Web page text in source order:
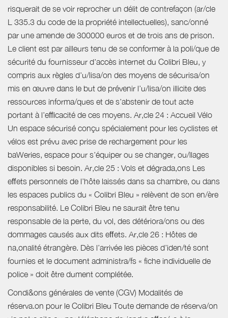
Condi&ons générales de vente (CGV) Modalités de réserva.on pour le Colibri Bleu Toute demande de réserva/on via notre site ou par téléphone deviendra eﬀec/ve à la récep/on de l’acompte. Vous trouverez ci-dessous les condi/ons générales et par/culières de vente pour les chambres d’hôtes et le gîte. Préambule La réserva/on d’une chambre implique l’accepta/on des Condi/ons Générales énoncées ci-après dans leur globalité. Ar,cle 1 Les prix indiqués sur la page « Tarifs » du site internet, sont les seuls tarifs contractuels. Ils s’entendent toutes taxes comprises (le propriétaire est assujeM à la TVA), hors taxe de séjour . Ar,cle 2 : Réserva,on La réserva/on devient eﬀec/ve dès lors que le client aura payé au propriétaire un acompte de 30 % du prix du séjour. Le solde du séjour sera à régler 14 jours avant la date d’arrivée. Pour le gîte la réserva/on devient eﬀec/ve dès que le client aura signé et renvoyé au propriétaire un exemplaire du contrat de loca/on, d’une aWesta/on d’assurance et le versement de l’acompte de 30 %. Le solde étant à régler 14 jours avant l’arrivée. Ar,cle 3 Ce contrat est des/né à l’usage exclusif de la réserva/on de séjour au Colibri Bleu Nous nous engageons à assurer personnellement l’accueil avec toutes les aWen/ons souhaitables permeWant de faciliter votre séjour et la connaissance de la région. Ar,cle 4 : Durée du séjour Le client signataire du présent contrat conclu pour une durée déterminée ne pourra en aucune circonstance se prévaloir d’un quelconque droit au main/en dans les lieux. Ar,cle 5 : Absence de rétracta,on Pour les réserva/ons eﬀectuées par courrier, par téléphone ou par internet, le locataire ne bénéficie pas du délai de rétracta/on, et ce conformément à l’ar/cle 121-21-8 du code de la consomma/on rela/f notamment aux presta/ons de services d’hébergement fournies à une date ou selon une périodicité déterminée. Ar,cle 6 : Prix des chambres Les tarifs aﬃchés sont des prix par chambre, à la nuitée, pe/ts déjeuners inclus (hors gite), taxe de séjour en sus. Les tarifs sont diﬀérenciés selon que la chambre est occupée par une, deux ou plusieurs personnes Les tarifs n’incluent pas les presta/ons complémentaires éventuelles Formule étapes : Ce prix s’applique aux entreprises (commercial et déplacement professionnel). Sont inclus : la chambre pour 1 personne, le pe/t déjeuner et le diner. Ar,cle 7 Taxe de séjour La taxe de séjour est un impôt local que le client doit acquiWer auprès du propriétaire qui la reverse ensuite au Trésor Public Ar,cle 8 : Annula,on par le client Toute annula/on doit être no/fiée par le client de quelque manière que ce soit aux propriétaires. Si l’annula/on intervient plus de 14 jours calendaires avant la date d’arrivée, le montant total versé sera remboursé au client dans son intégralité Si l’annula/on intervient moins de 14 jours avant le début du séjour, le montant total reste acquis au propriétaire. Seuls les cas d’interdic/on de déplacement donnent lieu à un remboursement. Aucune autre cause d’annula/on ne pourra donner droit au remboursement et ce pour quelle raison que ce soit. Si le client ne se manifesté pas avant 21 heures le jour prévu de début de séjour, la réserva/on est automa/quement annulée, le présent contrat devient nul et le propriétaire peut disposer de ses chambres. Le paiement reste acquis au propriétaire. En cas d’une annula/on après l’arrivée, de séjour écourté, le prix correspondant au coût de l’hébergement reste intégralement acquis au propriétaire. Toute modifica/on de la réserva/on, de date, de chambre, de durée n’est possible qu’après l’accord du propriétaire et peut éventuellement entraîner des frais supplémentaires et se fera en fonc/on des disponibilités à la date de la modifica/on. Le client est informé des condi/ons par/culières en cas d’annula/on de la réserva/on avant le début du séjour. Ar,cle 9 : Annula,on des réserva,ons par le « Le Colibri Bleu » Si le propriétaire annule avant le début du séjour, il doit informer le client par leWre recommandée avec avis de récep/on ou par courriel. Le client sans préjuger des recours en répara/on des dommages éventuellement subis, sera remboursé immédiatement des sommes versées. Une annula/on de réserva/on expédié par e-mail ou courrier pourra être eﬀectuée par nos soins pour les raisons non exhaus/ves suivantes : Maladie grave ou invalidité d’un ou des deux propriétaires ou de leurs familles sur une période de longue durée. Dans ce cas préavis d’annula/on de 1 mois avec remboursement des paiements eﬀectués. Dégrada/on des locaux par incendie, inonda/on ou intempéries graves tels que tempêtes ou autres phénomènes clima/ques nuisant à la sécurité des hôtes. Sans préavis avec remboursement des versements eﬀectués. Rupture d’alimenta/on d’eau ou d’électricité sur une période donné rendant impossible l’exercice de nos fonc/ons. Sans préavis avec remboursement des paiements eﬀectués Mouvement de grève important ou menace terroriste grave nuisant à la sécurité des hôtes. Sans préavis avec remboursement des paiements eﬀectués Ar,cle 10 : Assurance Annula,on Les propriétaires aMrent l’aWen/on du client sur le fait qu’aucune assurance annula/on n’est incluse dans des tarifs. Il est par conséquent vivement recommandé d’en souscrire une. Ar,cle 11 : Règlement du solde Le solde est à régler 14 jours avant l’arrivée chez le propriétaire. Les presta/ons complémentaires (repas, pique-nique, boissons et les presta/ons supplémentaires non men/onnées dans le présent contrat seront à régler au prix aﬃché, au fur et à mesure au cours du séjour au propriétaire. Pour le gîte une cau/on de 500 € sera demandé à l’arrivée et res/tué au départ sous réserve de l’état des lieux (ménage, casse) Ar,cle 12 : Horaires Arrivée : Le client doit se présenter le jour précisé et aux heures men/onnées sur le présent contrat. En cas d’arrivée tardive ou diﬀérée, le client doit prévenir le propriétaire. Nous vous accueillons l’après-midi à par/r de 16h30 et jusqu’à 21 h00. En cas d’imprévu, il est impéra/f de nous contacter par téléphone au : 0628189632 ou 0622950380 avant 19 heures pour nous signaler tout retard. Pe/ts déjeuners : Les pe/ts déjeuners sont servis entre 8h00 et 10h00 selon les condi/ons clima/ques dans le séjour ou sur la terrasse. La table d’hôtes : Les repas sont préparés sur réserva/on 24h avant et servis entre 19h30 et 20h00, toute allergie ou intolérance est à préciser au moment de la réserva/on du repas. La piscine : Elle est ouverte de fin mai à mi- septembre, elle est accessible de 9h00 à 20h30, en fonc/on des condi/ons clima/ques. Départ : Les chambres doivent être libérées impéra/vement au plus tard à 11h00 le ma/n Ar,cle 13 : La piscine Pour accéder à la piscine, il est nécessaire de signer une décharge de responsabilité. Pour des raisons d’hygiène nous vous demandons de vous doucher dans la chambre avant de descendre à la piscine et d’éviter les crèmes solaires qui peuvent dégrader la qualité de l’eau. L’introduc/on de tout objet ou jouet, hors brassards et gilet n’est pas autorisée dans la piscine. Il est interdit de fumer aux abords de la piscine. Règles pour les familles : cet espace est interdit aux enfants de moins de 12 ans, même s’ils savent nager, sans la surveillance indispensable d’un parent. Maximum 2 enfants par surveillant. Pour les enfants ne sachant pas nager, le port de brassard ou gilet (non fourni par le Colibri Bleu) est obligatoire. Une décharge de responsabilité est signée dès l’arrivée au Colibri Bleu. Ar,cle 14 : Changement de chambre Sans que le client ne puisse se prévaloir d’aucune indemnité, l’exploitant se réserve la possibilité de changer la chambre ini/alement réservée par le client par une chambre de même capacité ou de capacité supérieure. Dans un tel cas, le coût de la réserva/on reste inchangé. Ar,cle 15 : Art de vivre et u,lisa,on des locaux Le respect d’un certain art de vivre est demandé à tous les hôtes pour garan/r la quiétude du lieu et le confort de tous. Les enfants évoluant au sein du Colibri Bleu sont sous l’unique responsabilité de leurs parents, ceux-ci s’engagent à ne pas les laisser seul tant le jour que la nuit. Le client devra respecter le caractère paisible des lieux et en faire un usage conforme à leur des/na/on. Il s’engage à rendre les chambres en bon état. Toute dégrada/on, casse de son fait sera facturée et payé avant le départ, le client pourra faire intervenir la garan/e Responsabilité Civile de son assurance. Ar,cle 16 : Règlement intérieur « Le Colibri Bleu » est un établissement Non-Fumeur et Non-Vapoteur le client s’engage à respecter ceWe consigne à l’intérieur de la maison y compris dans les chambres louées, pendant le séjour. Tout manquement à ceWe obliga/on peut entraîner son expulsion et la rupture du contrat sans qu’il lui soit dû une quelconque indemnité. Des cendriers sont disponibles sur la terrasse et dans la mesure du possible s’éloigner des portes et fenêtres ouvertes afin de ne pas incommoder les occupants. Aucun repas ne peut être pris dans les chambres. Nous meWons gracieusement un espace à disposi/on pour pique-niquer : l’été sur la terrasse, l’hiver dans le séjour. Afin de préserver la quiétude des lieux et le confort des hôtes, le respect d’un certain « art de vivre » est demandé de tous, celui qui s’impose dès lors que l’on vit en communauté. La circula/on dans les chambres et dans les cages d’escalier doit se faire doucement sans claquer les portes, sans courir, sans crier … Pour des raisons de sécurité, il est formellement d’u/liser dans les locaux et à l’extérieur : les flammes nues telles que allumeWes, bougies, feu de Bengale, etc… L’aWen/on des clients est aMrée sur le fait que les mineurs évoluant sur la propriété sont placés sous l’unique et en/ère responsabilité de leurs parents ou des personnes ayant autorité sur eux. Ar,cle 18 : Risques et restric,ons Notre habita/on se situe dans une zone pouvant être concernée par des restric/ons préfectorales qui impliquent des obliga/ons de prudence, soit par rap